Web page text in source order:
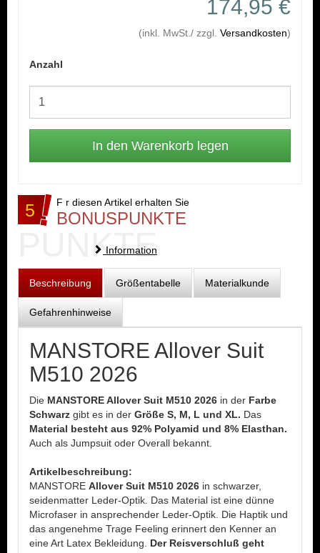
174,95 €
(inkl. MwSt./ zzgl. Versandkosten)
Anzahl
5 F r diesen Artikel erhalten Sie
BONUSPUNKTE
PUNKTE
Information
Beschreibung Größentabelle Materialkunde
Gefahrenhinweise
MANSTORE Allover Suit
M510 2026
Die MANSTORE Allover Suit M510 2026 in der Farbe
Schwarz gibt es in der Größe S, M, L und XL. Das
Material besteht aus 92% Polyamid und 8% Elasthan.
Auch als Jumpsuit oder Overall bekannt.
Artikelbeschreibung:
MANSTORE Allover Suit M510 2026 in schwarzer,
seidenmatter Leder-Optik. Das Material ist eine dünne
Microfaser in ansprechender Leder-Optik. Die Haptik und
das angenehme Trage Feeling erinnert den Kenner an
eine Art Latex Bekleidung. Der Reisverschluß geht